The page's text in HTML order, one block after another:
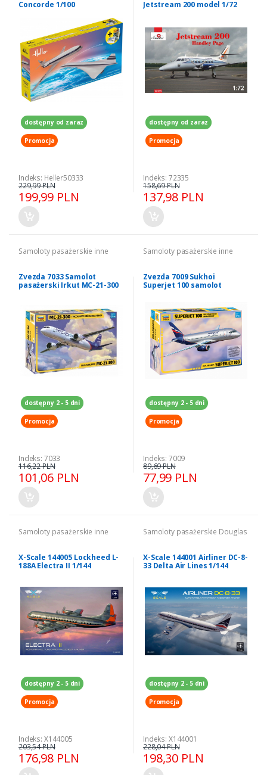
Concorde 1/100
dostępny od zaraz
Promocja
Indeks: Heller50333
199,99 PLN
229,99 PLN
Jetstream 200 model 1/72
dostępny od zaraz
Promocja
Indeks: 72335
137,98 PLN
158,69 PLN
Samoloty pasażerskie inne
Zvezda 7033 Samolot
pasażerski Irkut MC-21-300
dostępny 2 - 5 dni
Promocja
Indeks: 7033
101,06 PLN
116,22 PLN
Samoloty pasażerskie inne
Zvezda 7009 Sukhoi
Superjet 100 samolot
dostępny 2 - 5 dni
Promocja
Indeks: 7009
77,99 PLN
89,69 PLN
Samoloty pasażerskie inne
X-Scale 144005 Lockheed L-
188A Electra II 1/144
dostępny 2 - 5 dni
Promocja
Indeks: X144005
176,98 PLN
203,54 PLN
Samoloty pasażerskie Douglas
X-Scale 144001 Airliner DC-8-
33 Delta Air Lines 1/144
dostępny 2 - 5 dni
Promocja
Indeks: X144001
198,30 PLN
228,04 PLN